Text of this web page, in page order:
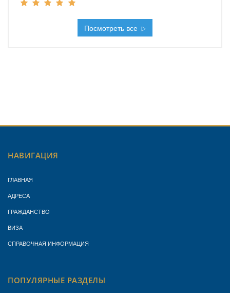
Посмотреть все
НАВИГАЦИЯ
ГЛАВНАЯ
АДРЕСА
ГРАЖДАНСТВО
ВИЗА
СПРАВОЧНАЯ ИНФОРМАЦИЯ
ПОПУЛЯРНЫЕ РАЗДЕЛЫ